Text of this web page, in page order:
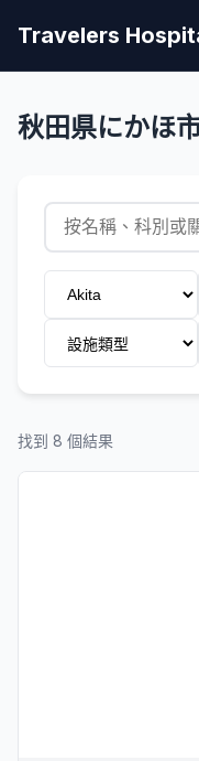
Travelers
秋田県にかほ
找到 8 個結果